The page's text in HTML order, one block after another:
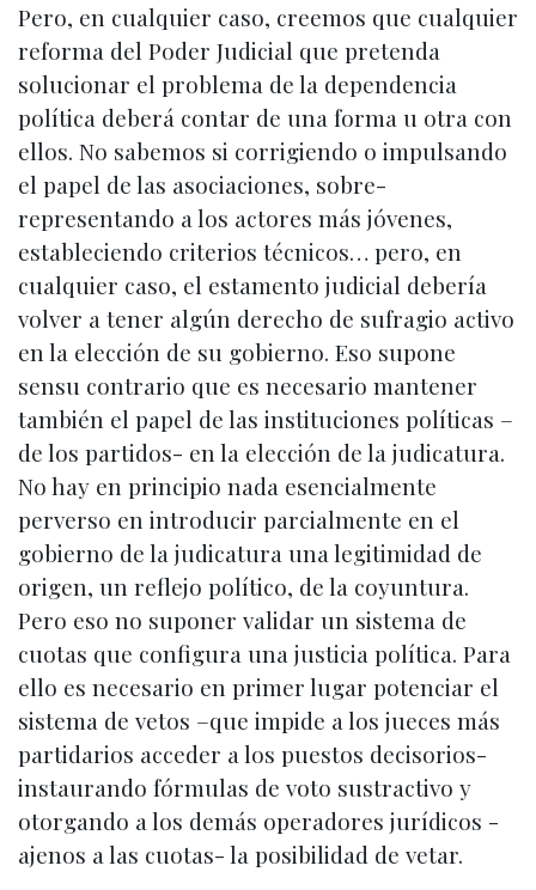
Pero, en cualquier caso, creemos que cualquier
reforma del Poder Judicial que pretenda
solucionar el problema de la dependencia
política deberá contar de una forma u otra con
ellos. No sabemos si corrigiendo o impulsando
el papel de las asociaciones, sobre-
representando a los actores más jóvenes,
estableciendo criterios técnicos… pero, en
cualquier caso, el estamento judicial debería
volver a tener algún derecho de sufragio activo
en la elección de su gobierno. Eso supone
sensu contrario que es necesario mantener
también el papel de las instituciones políticas –
de los partidos- en la elección de la judicatura.
No hay en principio nada esencialmente
perverso en introducir parcialmente en el
gobierno de la judicatura una legitimidad de
origen, un reflejo político, de la coyuntura.
Pero eso no suponer validar un sistema de
cuotas que configura una justicia política. Para
ello es necesario en primer lugar potenciar el
sistema de vetos –que impide a los jueces más
partidarios acceder a los puestos decisorios-
instaurando fórmulas de voto sustractivo y
otorgando a los demás operadores jurídicos -
ajenos a las cuotas- la posibilidad de vetar.